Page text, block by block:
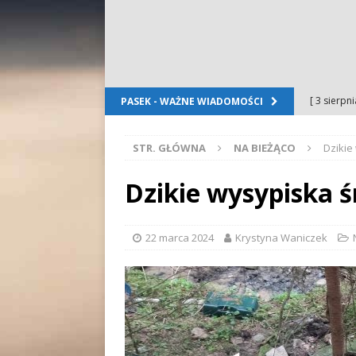
PASEK - WAŻNE WIADOMOŚCI [ 3
[ 2
[ 2
[ 2
[ 5
Folkloru
STR. GŁÓWNA NA BIEŻĄCO Dzikie
Dzikie wysypiska
22 marca 2024 Krystyna Waniczek